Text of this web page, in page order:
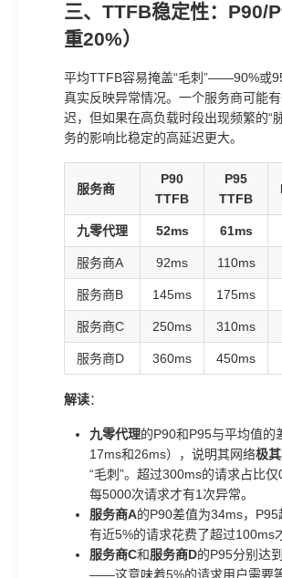
三、TTFB稳定性：P90/
重20%）
平均TTFB容易掩盖“毛刺”——90%或
真实反映异常情况。一个服务商可能
迟，但如果在高负载时段出现频繁的“
务的影响比稳定的高延迟更大。
服务商
P90
TTFB
P95
TTFB
九零代理 52ms 61ms
服务商A 92ms 110ms
服务商B 145ms 175ms
服务商C 250ms 310ms
服务商D 360ms 450ms
解读：
九零代理的P90和P95与平均值的
17ms和26ms），说明其网络极
“毛刺”。超过300ms的请求占比
每5000次请求才有1次异常。
服务商A的P90差值为34ms，
有近5%的请求花费了超过100ms
服务商C和服务商D的P95分别达
——这意味着5%的请求用户需要